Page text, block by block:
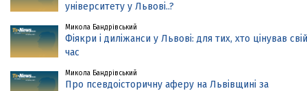
університету у Львові..?
Микола Бандрівський
Фіякри і диліжанси у Львові: для тих, хто цінував свій
час
Микола Бандрівський
Про псевдоісторичну аферу на Львівщині за